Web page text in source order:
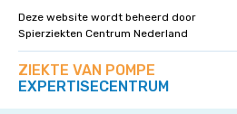
Deze website wordt beheerd door
Spierziekten Centrum Nederland
Navigeer
direct
naar
op
deze
site
ZIEKTE VAN POMPE
EXPERTISECENTRUM
Home » Kinderwens